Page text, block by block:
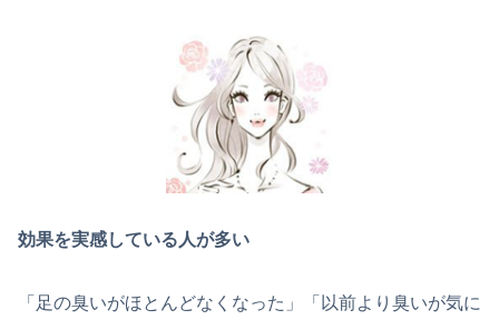
効果を実感している人が多い
「足の臭いがほとんどなくなった」「以前より臭いが気に